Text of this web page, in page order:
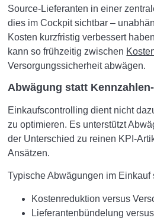
Source-Lieferanten in einer
dies im Cockpit sichtbar –
Kosten kurzfristig verbessert
kann so frühzeitig zwischen
Versorgungssicherheit abwägen.
Abwägung statt
Einkaufscontrolling dient nicht
zu optimieren. Es unterstützt
der Unterschied zu reinen KPI-
Ansätzen.
Typische Abwägungen im Einkauf
Kostenreduktion versus
Lieferantenbündelung